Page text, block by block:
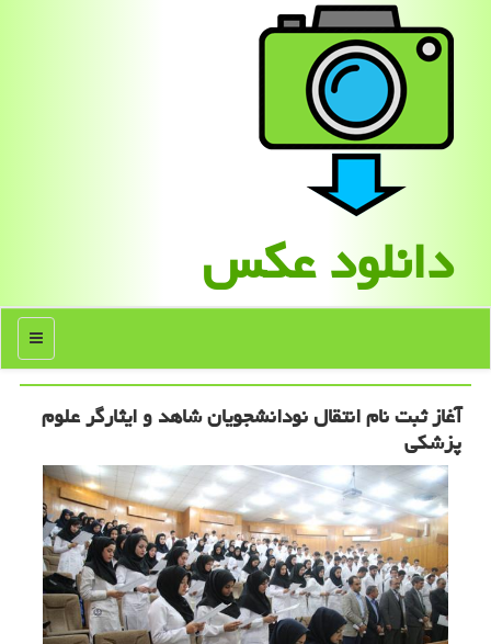
دانلود عكس
منو
آغاز ثبت نام انتقال نودانشجویان شاهد و ایثارگر علوم
پزشکی